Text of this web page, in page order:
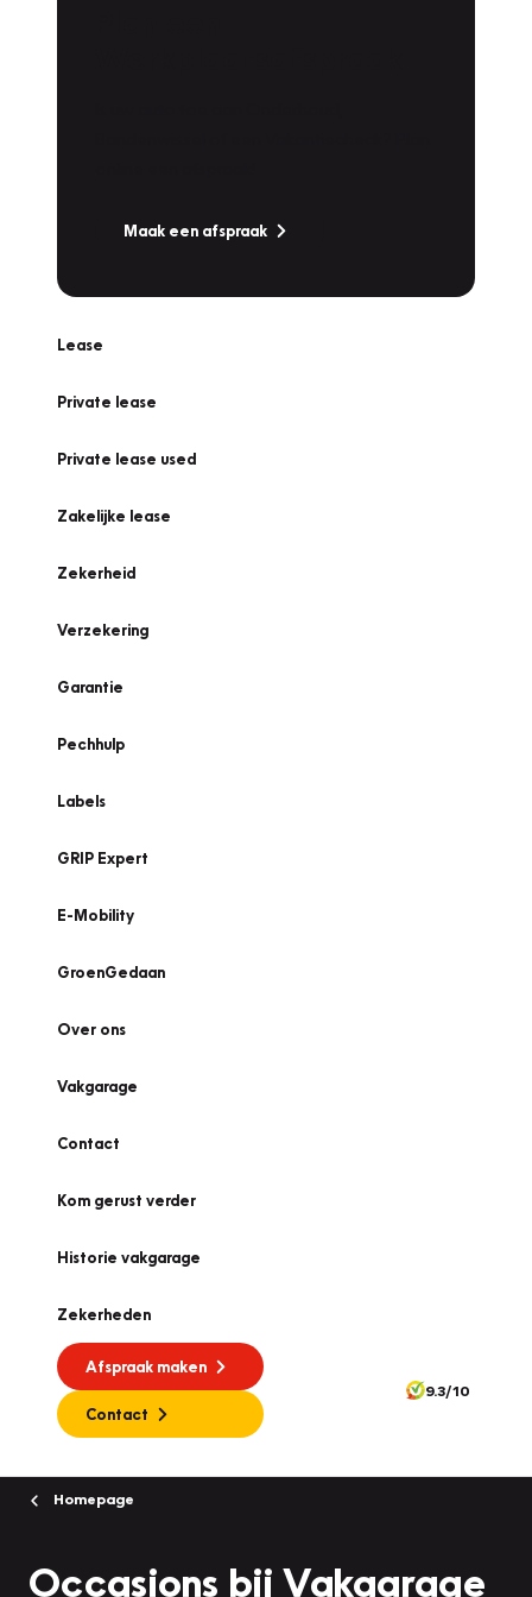
Maak een afspraak
Lease
Private lease
Private lease used
Zakelijke lease
Zekerheid
Verzekering
Garantie
Pechhulp
Labels
GRIP Expert
E-Mobility
GroenGedaan
Over ons
Vakgarage
Contact
Kom gerust verder
Historie vakgarage
Zekerheden
Afspraak maken
Contact
9.3/10
Homepage
Occasions bij Vakgarage